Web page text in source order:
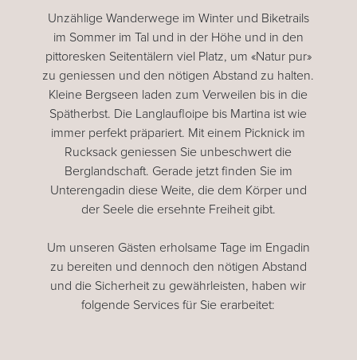
Unzählige Wanderwege im Winter und Biketrails
im Sommer im Tal und in der Höhe und in den
pittoresken Seitentälern viel Platz, um «Natur pur»
zu geniessen und den nötigen Abstand zu halten.
Kleine Bergseen laden zum Verweilen bis in die
Spätherbst. Die Langlaufloipe bis Martina ist wie
immer perfekt präpariert. Mit einem Picknick im
Rucksack geniessen Sie unbeschwert die
Berglandschaft. Gerade jetzt finden Sie im
Unterengadin diese Weite, die dem Körper und
der Seele die ersehnte Freiheit gibt.
Um unseren Gästen erholsame Tage im Engadin
zu bereiten und dennoch den nötigen Abstand
und die Sicherheit zu gewährleisten, haben wir
folgende Services für Sie erarbeitet: